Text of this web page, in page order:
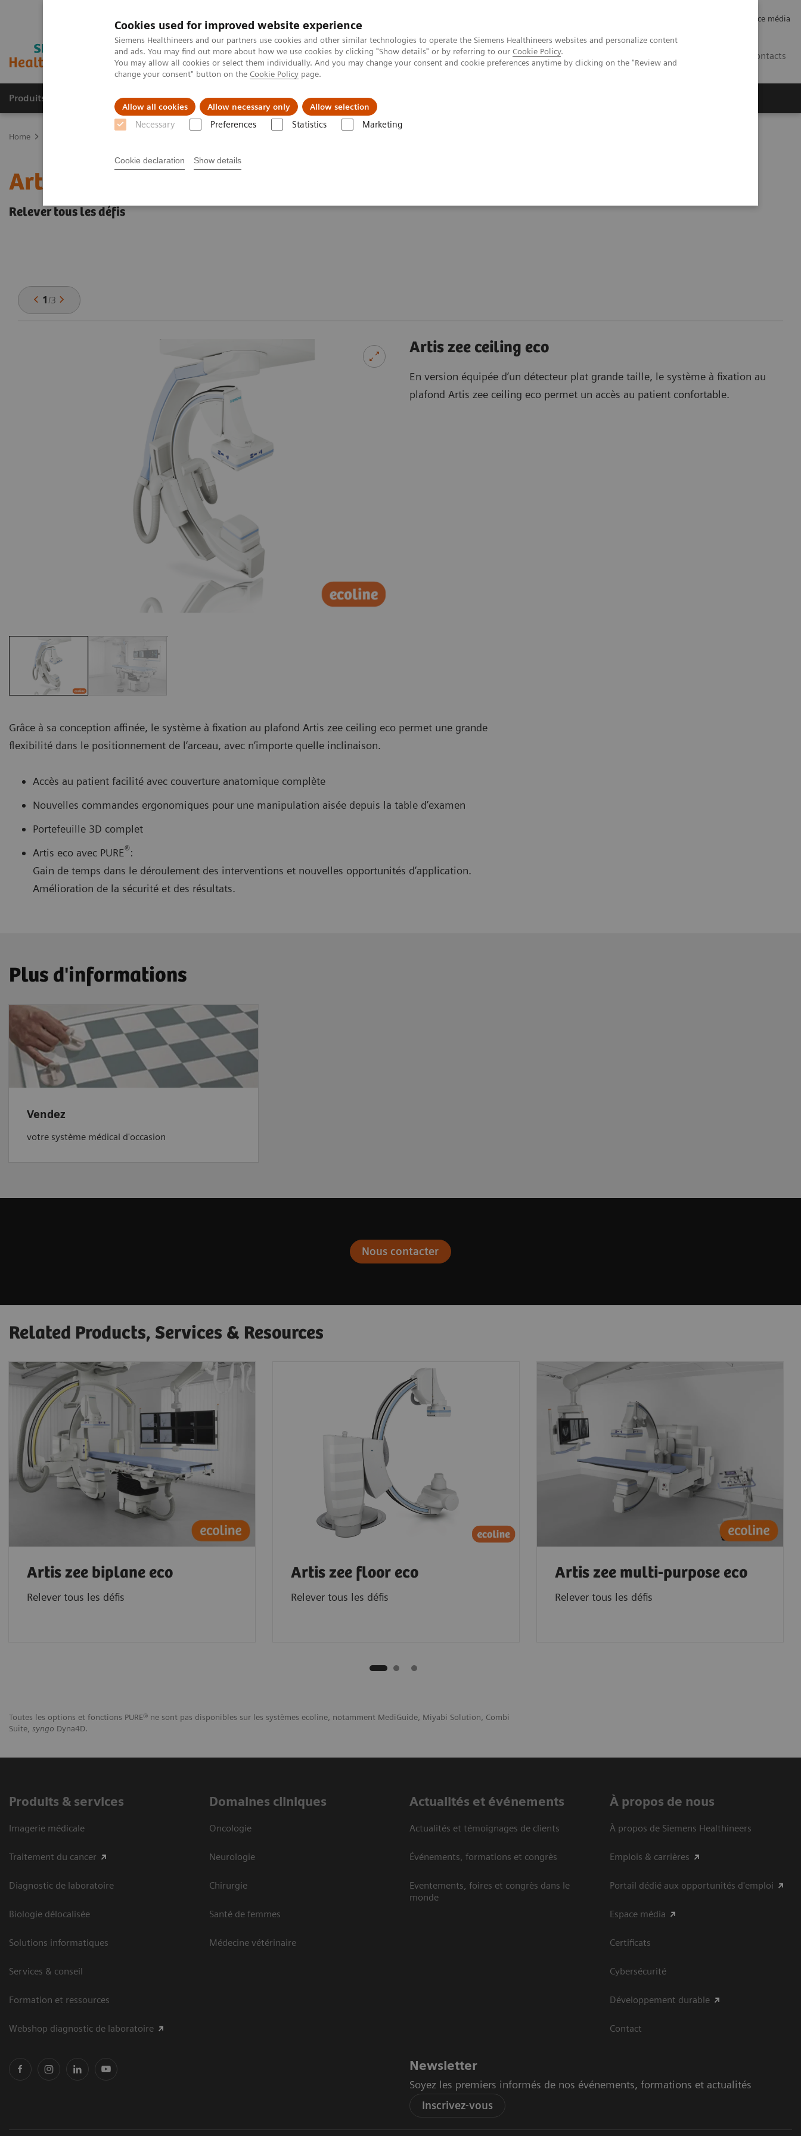
Cookies used for improved website experience
Siemens Healthineers and our partners use cookies and other similar technologies to operate the Siemens Healthineers websites and personalize content
and ads. You may find out more about how we use cookies by clicking "Show details" or by referring to our Cookie Policy.
You may allow all cookies or select them individually. And you may change your consent and cookie preferences anytime by clicking on the "Review and
change your consent" button on the Cookie Policy page.
Allow all cookies Allow necessary only Allow selection
Necessary Preferences Statistics Marketing
Cookie declaration Show details
Espace média
Contacts
Produits & services Domaines cliniques Actualités et événements
Home
Artis zee ceiling eco
Relever tous les défis
1/3
Artis zee ceiling eco
En version équipée d’un détecteur plat grande taille, le système à fixation au
plafond Artis zee ceiling eco permet un accès au patient confortable.
Grâce à sa conception affinée, le système à fixation au plafond Artis zee ceiling eco permet une grande
flexibilité dans le positionnement de l’arceau, avec n’importe quelle inclinaison.
Accès au patient facilité avec couverture anatomique complète
Nouvelles commandes ergonomiques pour une manipulation aisée depuis la table d’examen
Portefeuille 3D complet
Artis eco avec PURE®:
Gain de temps dans le déroulement des interventions et nouvelles opportunités d’application.
Amélioration de la sécurité et des résultats.
Plus d'informations
Vendez
votre système médical d'occasion
Nous contacter
Related Products, Services & Resources
Artis zee biplane eco
Relever tous les défis
Artis zee floor eco
Relever tous les défis
Artis zee multi-purpose eco
Relever tous les défis
Toutes les options et fonctions PURE® ne sont pas disponibles sur les systèmes ecoline, notamment MediGuide, Miyabi Solution, Combi
Suite, syngo Dyna4D.
Produits & services
Imagerie médicale
Traitement du cancer
Diagnostic de laboratoire
Biologie délocalisée
Solutions informatiques
Services & conseil
Formation et ressources
Webshop diagnostic de laboratoire
Domaines cliniques
Oncologie
Neurologie
Chirurgie
Santé de femmes
Médecine vétérinaire
Actualités et événements
Actualités et témoignages de clients
Événements, formations et congrès
Eventements, foires et congrès dans le
monde
À propos de nous
À propos de Siemens Healthineers
Emplois & carrières
Portail dédié aux opportunités d'emploi
Espace média
Certificats
Cybersécurité
Développement durable
Contact
Newsletter
Soyez les premiers informés de nos événements, formations et actualités
Inscrivez-vous